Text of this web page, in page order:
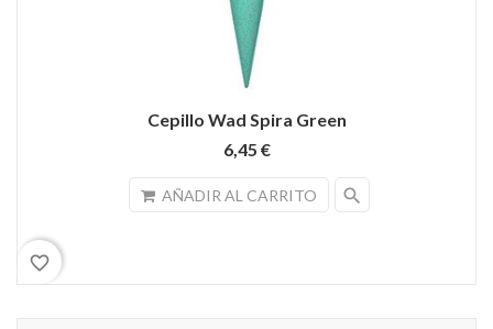
Cepillo Wad Spira Green
6,45 €
AÑADIR AL CARRITO search
favorite_border